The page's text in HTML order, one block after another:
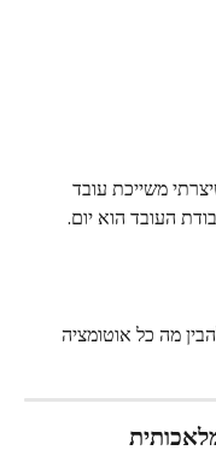
משייכת עובד
העובד הוא יום.
מה כל אוטומציה